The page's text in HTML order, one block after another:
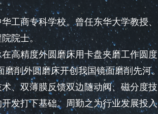
商专科学校。曾任东华大学教授、
院士。
高精度外圆磨床用卡盘夹磨工作圆度
削外圆磨床开创我国镜面磨削先河。
、双薄膜反馈双边随动阀、磁分度技
发打下基础。周勤之为行业发展投入